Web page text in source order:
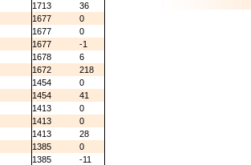
1713
36
1677
0
1677
0
1677
-1
1678
6
1672
218
1454
0
1454
41
1413
0
1413
0
1413
28
1385
0
1385
-11